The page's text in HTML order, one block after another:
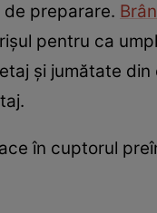
de preparare.
pentru ca
și jumătate
în cuptorul